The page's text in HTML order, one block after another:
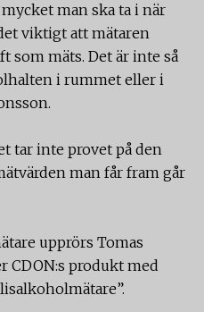
man ska ta i när
viktigt att mätaren
som mäts. Det är inte så
i rummet eller i
tar inte provet på den
man får fram går
upprörs Tomas
CDON:s produkt med